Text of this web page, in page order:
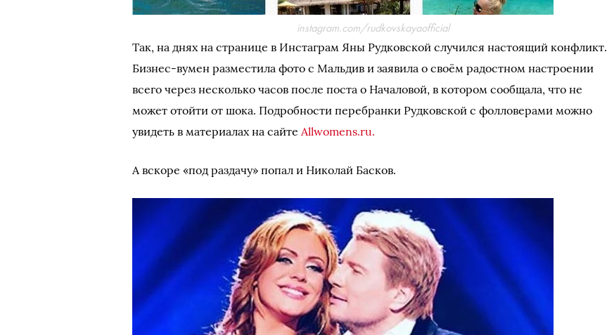
instagram.com/rudkovskayaofficial
Так, на днях на странице в Инстаграм Яны Рудковской случился настоящий конфликт.
Бизнес-вумен разместила фото с Мальдив и заявила о своём радостном настроении
всего через несколько часов после поста о Началовой, в котором сообщала, что не
может отойти от шока. Подробности перебранки Рудковской с фолловерами можно
увидеть в материалах на сайтеAllwomens.ru.
А вскоре «под раздачу» попал и Николай Басков.